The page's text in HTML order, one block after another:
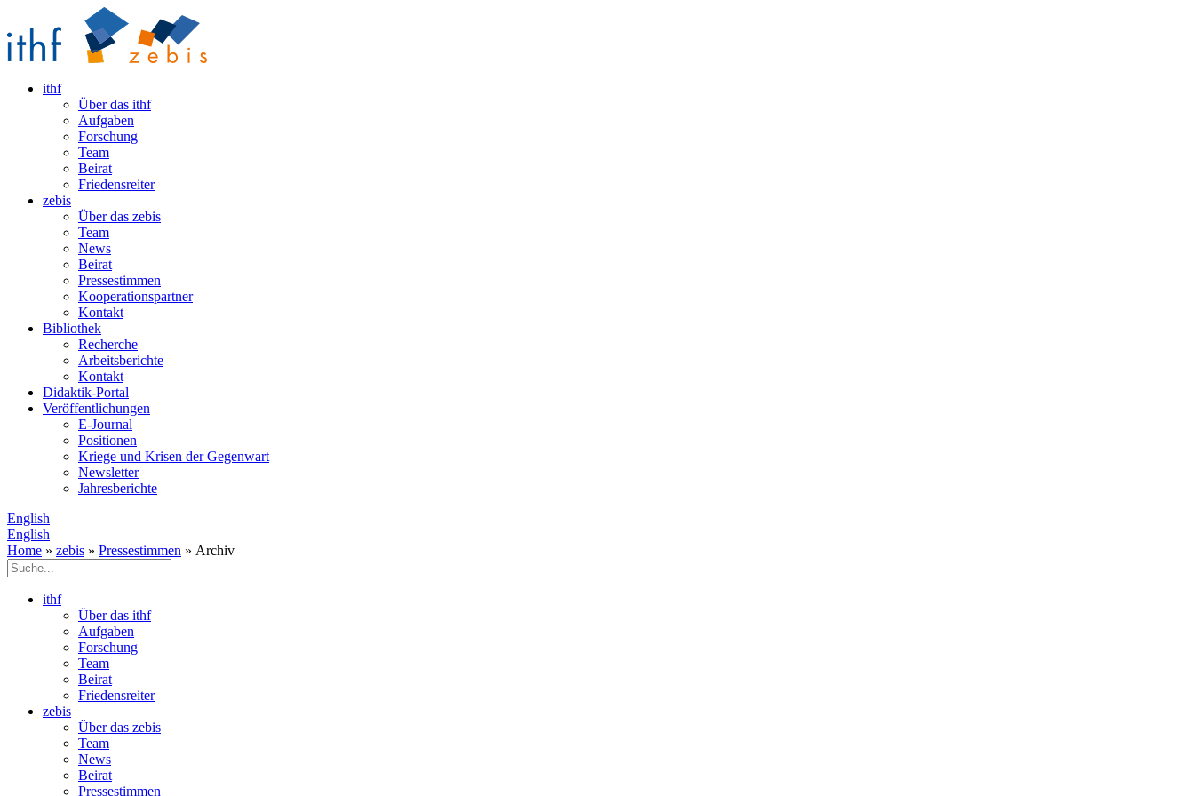
ithf
Über das ithf
Aufgaben
Forschung
Team
Beirat
Friedensreiter
zebis
Über das zebis
Team
News
Beirat
Pressestimmen
Kooperationspartner
Kontakt
Bibliothek
Recherche
Arbeitsberichte
Kontakt
Didaktik-Portal
Veröffentlichungen
E­-Journal
Positionen
Kriege und Krisen der Gegenwart
Newsletter
Jahresberichte
English
English
Home » zebis » Pressestimmen » Archiv
ithf
Über das ithf
Aufgaben
Forschung
Team
Beirat
Friedensreiter
zebis
Über das zebis
Team
News
Beirat
Pressestimmen